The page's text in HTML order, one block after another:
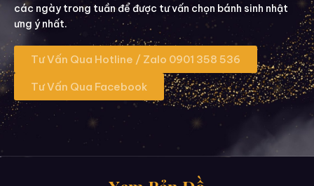
các ngày trong tuần để được tư vấn chọn bánh sinh nhật
ưng ý nhất.
Tư Vấn Qua Hotline / Zalo 0901 358 536
Tư Vấn Qua Facebook